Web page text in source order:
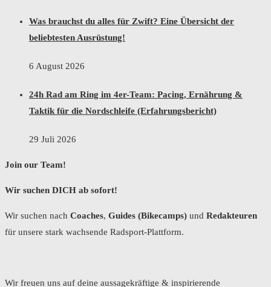
Was brauchst du alles für Zwift? Eine Übersicht der
beliebtesten Ausrüstung!
6 August 2026
24h Rad am Ring im 4er-Team: Pacing, Ernährung &
Taktik für die Nordschleife (Erfahrungsbericht)
29 Juli 2026
Join our Team!
Wir suchen DICH ab sofort!
Wir suchen nach Coaches, Guides (Bikecamps) und Redakteuren
für unsere stark wachsende Radsport-Plattform.
Wir freuen uns auf deine aussagekräftige & inspirierende